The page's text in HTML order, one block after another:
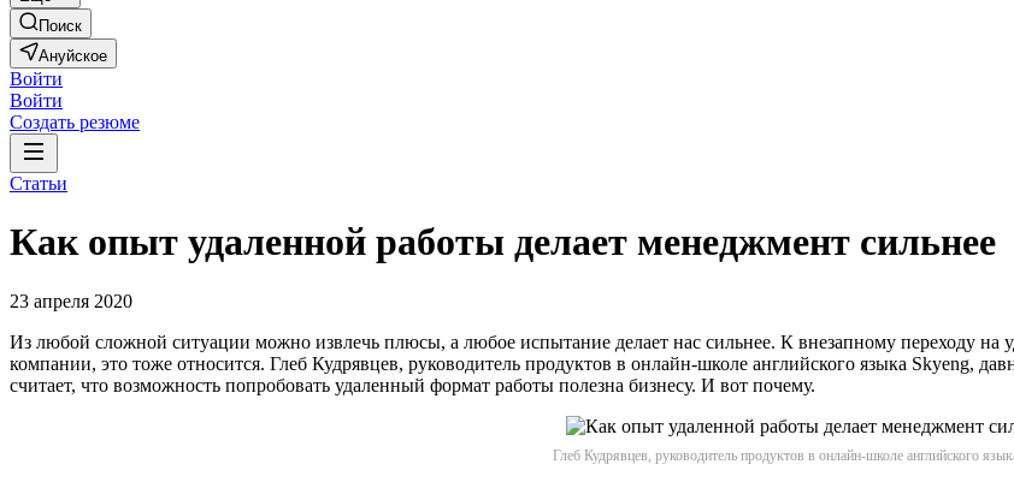
Поиск
Ануйское
Войти
Войти
Создать резюме
Статьи
Как опыт удаленной работы делает менеджмент сильнее
23 апреля 2020
Из любой сложной ситуации можно извлечь плюсы, а любое испытание делает нас сильнее. К внезапному переходу
компании, это тоже относится. Глеб Кудрявцев, руководитель продуктов в онлайн-школе английского языка Skyeng,
считает, что возможность попробовать удаленный формат работы полезна бизнесу. И вот почему.
Глеб Кудрявцев, руководитель продуктов в онлайн-школе английского